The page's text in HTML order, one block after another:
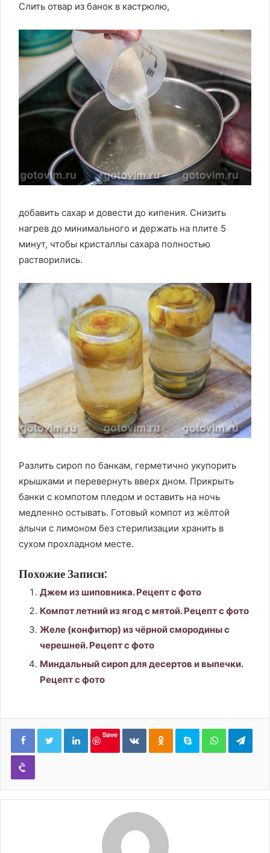
Слить отвар из банок в кастрюлю,
добавить сахар и довести до кипения. Снизить
нагрев до минимального и держать на плите 5
минут, чтобы кристаллы сахара полностью
растворились.
Разлить сироп по банкам, герметично укупорить
крышками и перевернуть вверх дном. Прикрыть
банки с компотом пледом и оставить на ночь
медленно остывать. Готовый компот из жёлтой
алычи с лимоном без стерилизации хранить в
сухом прохладном месте.
Похожие Записи:
Джем из шиповника. Рецепт с фото
Компот летний из ягод с мятой. Рецепт с фото
Желе (конфитюр) из чёрной смородины с
черешней. Рецепт с фото
Миндальный сироп для десертов и выпечки.
Рецепт с фото
LinkedIn
Save
ВконтактеОдноклассники
Skype WhatsApp
Viber